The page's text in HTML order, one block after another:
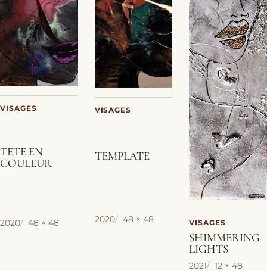
VISAGES
TETE EN
COULEUR
2020 48 × 48
VISAGES
TEMPLATE
2020 48 × 48 VISAGES
SHIMMERING
LIGHTS
2021 12 × 48